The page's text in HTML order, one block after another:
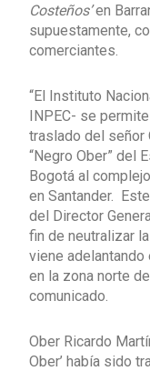
Costeños’en
supuestamente,
comerciantes.
“El Instituto
INPEC- se
traslado del señor
“Negro Ober” del
Bogotá al
en Santander.
del Director
fin de neutralizar
viene
en la zona norte
comunicado.
Ober Ricardo
Ober’ había sido